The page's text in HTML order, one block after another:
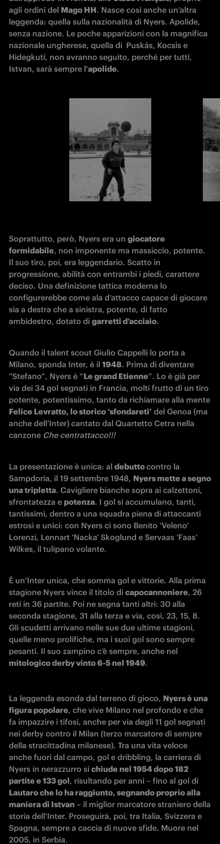
agli ordini del Mago HH. Nasce così anche un’altra
leggenda: quella sulla nazionalità di Nyers. Apolide,
senza nazione. Le poche apparizioni con la magnifica
nazionale ungherese, quella di  Puskás, Kocsis e
Hidegkuti, non avranno seguito, perché per tutti,
Istvan, sarà sempre l'apolide.
Soprattutto, però, Nyers era un giocatore
formidabile, non imponente ma massiccio, potente.
Il suo tiro, poi, era leggendario. Scatto in
progressione, abilità con entrambi i piedi, carattere
deciso. Una definizione tattica moderna lo
configurerebbe come ala d’attacco capace di giocare
sia a destra che a sinistra, potente, di fatto
ambidestro, dotato di garretti d’acciaio.
Quando il talent scout Giulio Cappelli lo porta a
Milano, sponda Inter, è il 1948. Prima di diventare
“Stefano”, Nyers è “Le grand Etienne”. Lo è già per
via dei 34 gol segnati in Francia, molti frutto di un tiro
Felice Levratto, lo storico ‘sfondareti’ del Genoa (ma
anche dell’Inter) cantato dal Quartetto Cetra nella
canzone Che centrattacco!!!
La presentazione è unica: al debutto contro la
Sampdoria, il 19 settembre 1948, Nyers mette a segno
una tripletta. Cavigliere bianche sopra ai calzettoni,
sfrontatezza e potenza. I gol si accumulano, tanti,
tantissimi, dentro a una squadra piena di attaccanti
estrosi e unici: con Nyers ci sono Benito ‘Veleno’
Lorenzi, Lennart ‘Nacka’ Skoglund e Servaas ‘Faas’
Wilkes, il tulipano volante.
È un'Inter unica, che somma gol e vittorie. Alla prima
stagione Nyers vince il titolo di capocannoniere, 26
reti in 36 partite. Poi ne segna tanti altri: 30 alla
seconda stagione, 31 alla terza e via, così, 23, 15, 8.
Gli scudetti arrivano nelle sue due ultime stagioni,
quelle meno prolifiche, ma i suoi gol sono sempre
mitologico derby vinto 6-5 nel 1949.
La leggenda esonda dal terreno di gioco, Nyers è una
figura popolare, che vive Milano nel profondo e che
fa impazzire i tifosi, anche per via degli 11 gol segnati
nei derby contro il Milan (terzo marcatore di sempre
della stracittadina milanese). Tra una vita veloce
anche fuori dal campo, gol e dribbling, la carriera di
Nyers in nerazzurro si chiude nel 1954 dopo 182
partite e 133 gol
Lautaro che lo ha raggiunto, segnando proprio alla
maniera di Istvan – il miglior marcatore straniero della
storia dell’Inter. Proseguirà, poi, tra Italia, Svizzera e
Spagna, sempre a caccia di nuove sfide. Muore nel
2005, in Serbia.